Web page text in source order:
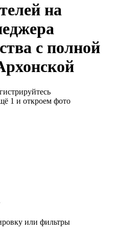
на
с полной
1 и откроем фото
или фильтры